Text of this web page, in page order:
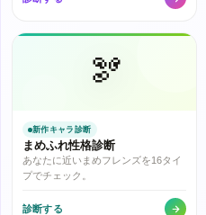
🫘
新作キャラ診断
まめふれ性格診断
あなたに近いまめフレンズを16タイ
プでチェック。
診断する